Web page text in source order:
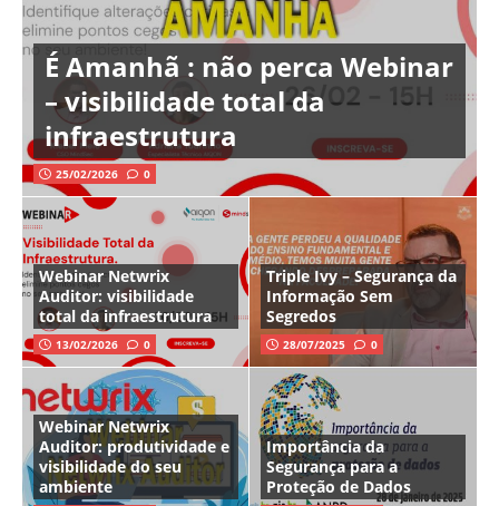
É Amanhã : não perca Webinar
– visibilidade total da
infraestrutura
25/02/2026 0
Webinar Netwrix
Auditor: visibilidade
total da infraestrutura
13/02/2026 0
Triple Ivy – Segurança da
Informação Sem
Segredos
28/07/2025 0
Webinar Netwrix
Auditor: produtividade e
visibilidade do seu
ambiente
Importância da
Segurança para a
Proteção de Dados